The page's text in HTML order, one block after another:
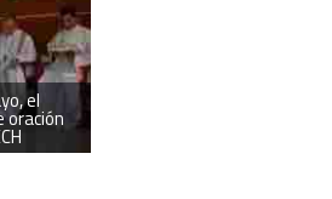
el
oración